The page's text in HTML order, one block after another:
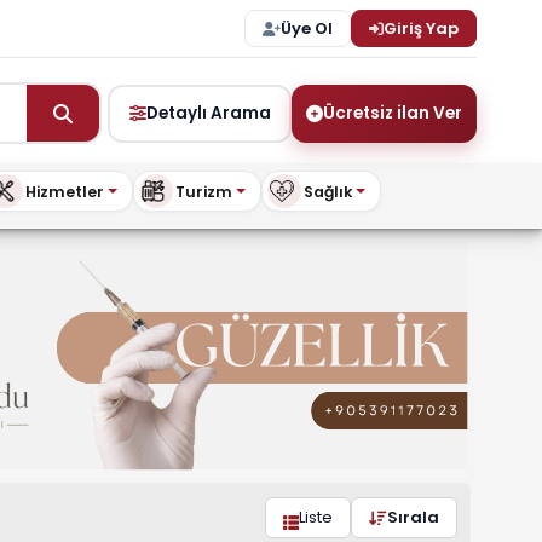
Üye Ol Giriş Yap
Detaylı Arama Ücretsiz ilan Ver
Hizmetler Turizm Sağlık
Liste Sırala